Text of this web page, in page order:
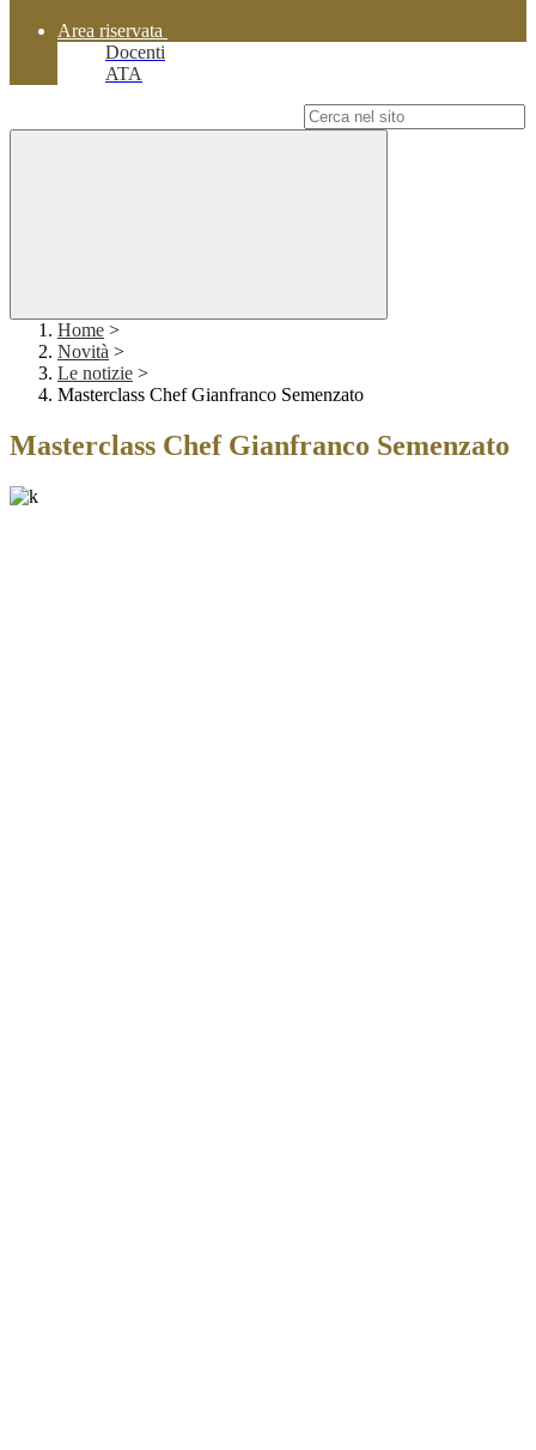
Area riservata
Docenti
ATA
Home >
Novità >
Le notizie >
Masterclass Chef Gianfranco Semenzato
Masterclass Chef Gianfranco Semenzato